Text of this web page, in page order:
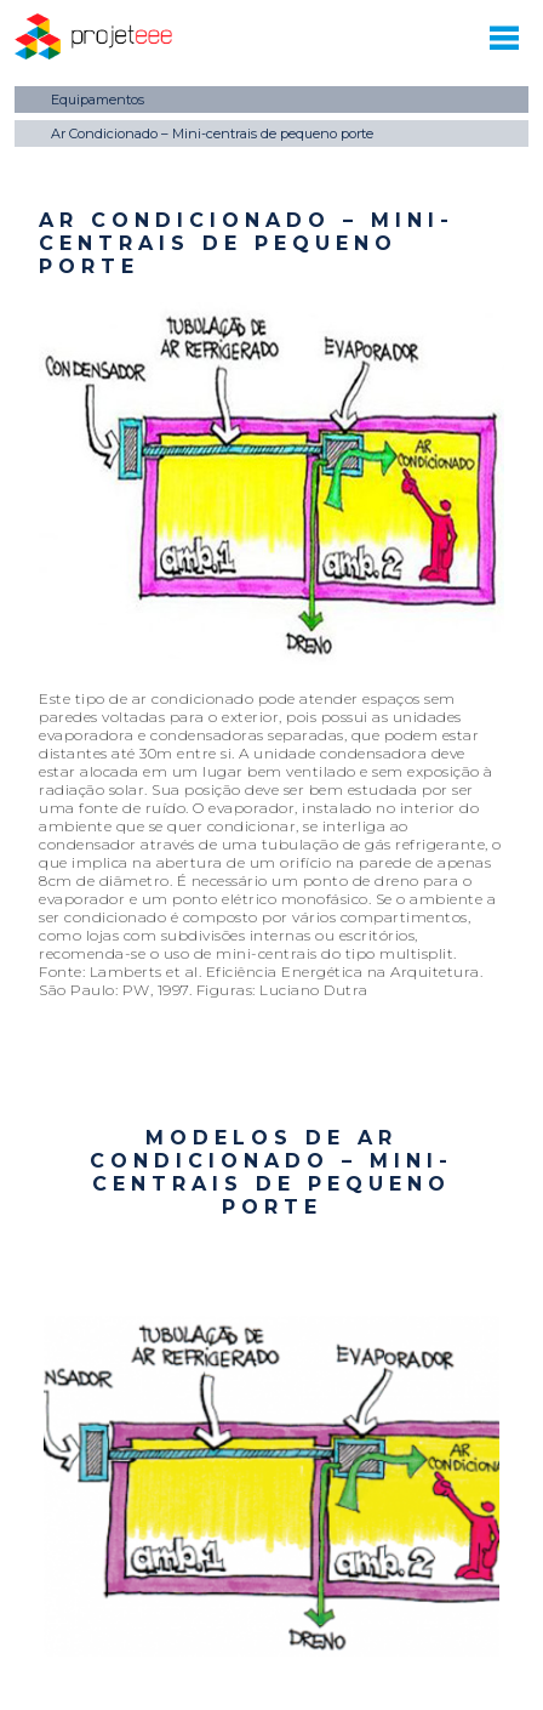
Equipamentos
Ar Condicionado – Mini-centrais de pequeno porte
AR CONDICIONADO – MINI-
CENTRAIS DE PEQUENO
PORTE
Este tipo de ar condicionado pode atender espaços sem
paredes voltadas para o exterior, pois possui as unidades
evaporadora e condensadoras separadas, que podem estar
distantes até 30m entre si. A unidade condensadora deve
estar alocada em um lugar bem ventilado e sem exposição à
radiação solar. Sua posição deve ser bem estudada por ser
uma fonte de ruído. O evaporador, instalado no interior do
ambiente que se quer condicionar, se interliga ao
condensador através de uma tubulação de gás refrigerante, o
que implica na abertura de um orifício na parede de apenas
8cm de diâmetro. É necessário um ponto de dreno para o
evaporador e um ponto elétrico monofásico. Se o ambiente a
ser condicionado é composto por vários compartimentos,
como lojas com subdivisões internas ou escritórios,
recomenda-se o uso de mini-centrais do tipo multisplit.
Fonte: Lamberts et al. Eficiência Energética na Arquitetura.
São Paulo: PW, 1997. Figuras: Luciano Dutra
MODELOS DE AR
CONDICIONADO – MINI-
CENTRAIS DE PEQUENO
PORTE